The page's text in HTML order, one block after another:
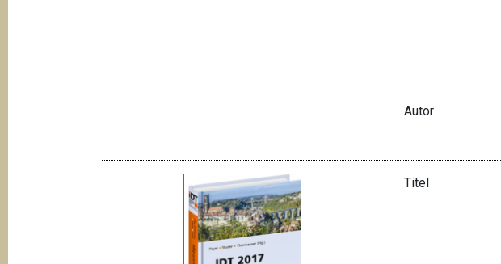
Autor
Titel